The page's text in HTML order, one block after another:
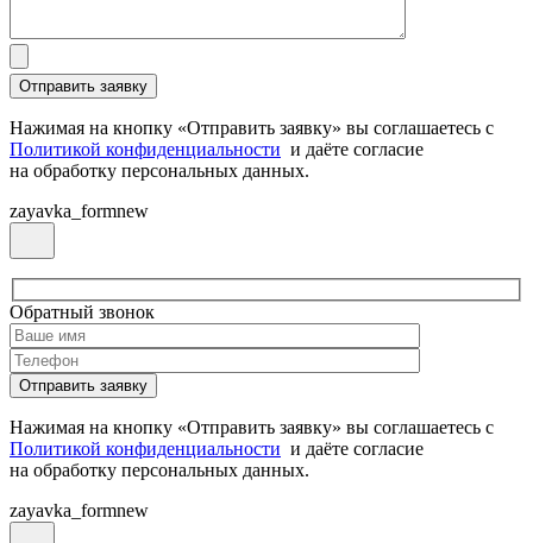
Нажимая на кнопку «Отправить заявку» вы соглашаетесь с
Политикой конфиденциальности и даёте согласие
на обработку персональных данных.
zayavka_formnew
Обратный звонок
Нажимая на кнопку «Отправить заявку» вы соглашаетесь с
Политикой конфиденциальности и даёте согласие
на обработку персональных данных.
zayavka_formnew